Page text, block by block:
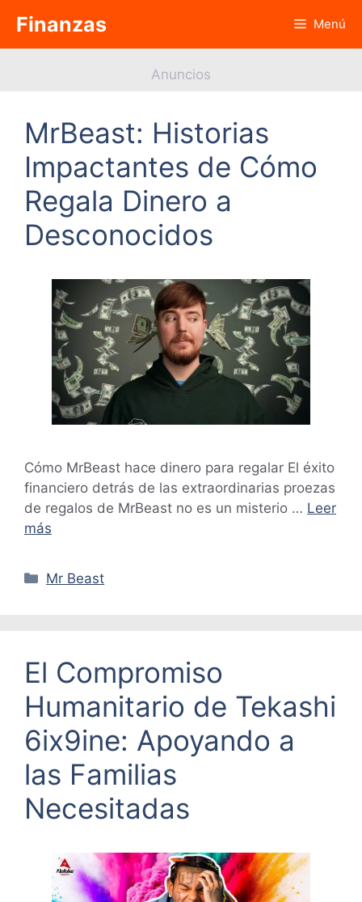
contenido
Finanzas Menú
Anuncios
MrBeast: Historias
Impactantes de Cómo
Regala Dinero a
Desconocidos
Cómo MrBeast hace dinero para regalar El éxito
financiero detrás de las extraordinarias proezas
de regalos de MrBeast no es un misterio … Leer
más
Categorías
Mr Beast
El Compromiso
Humanitario de Tekashi
6ix9ine: Apoyando a
las Familias
Necesitadas